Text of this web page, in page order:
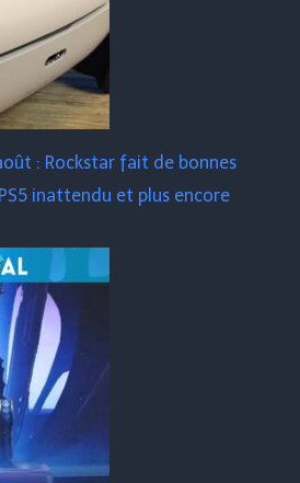
: Rockstar fait de bonnes
inattendu et plus encore